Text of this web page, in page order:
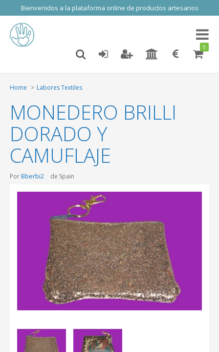
Bienvenidos a la plataforma online de productos artesanos
Toggle
0
Home Labores Textiles
MONEDERO BRILLI
DORADO Y
CAMUFLAJE
PorBberbi2 de Spain